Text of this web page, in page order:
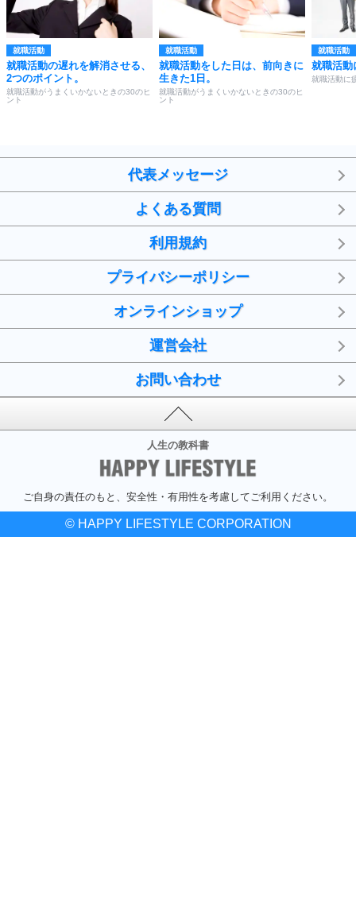
就職活動
就職活動の遅れを解消させる、
2つのポイント。
就職活動がうまくいかないときの30のヒ
ント
就職活動
就職活動をした日は、前向きに
生きた1日。
就職活動がうまくいかないときの30のヒ
ント
就職活動
就職活動
就職活動に
代表メッセージ
よくある質問
利用規約
プライバシーポリシー
オンラインショップ
運営会社
お問い合わせ
人生の教科書
ご自身の責任のもと、安全性・有用性を考慮してご利用ください。
© HAPPY LIFESTYLE CORPORATION